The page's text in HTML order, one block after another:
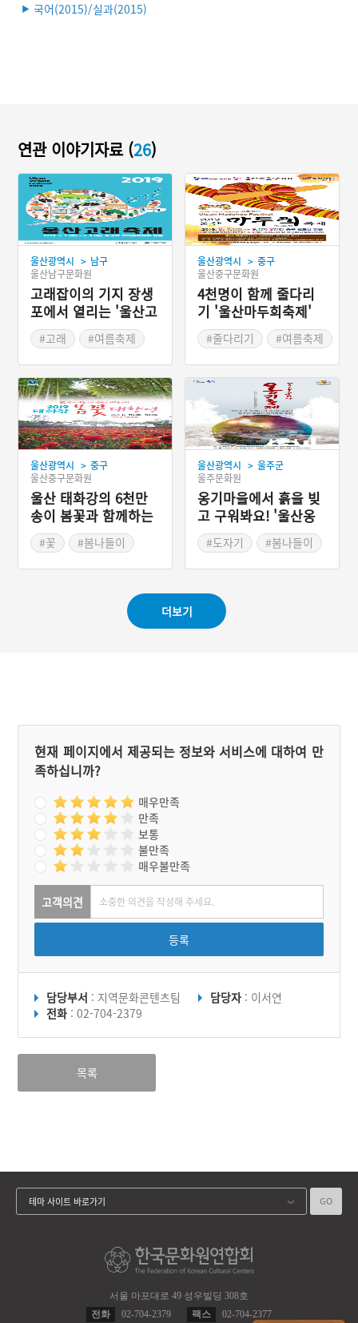
▶ 국어(2015)/실과(2015)
연관 이야기자료 (26)
울산광역시 > 남구
울산남구문화원
고래잡이의 기지 장생
포에서 열리는 '울산고
래축제'
#고래
#여름축제
울산광역시 > 중구
울산중구문화원
4천명이 함께 줄다리
기 '울산마두희축제'
#줄다리기
#여름축제
#오징어게임
울산광역시 > 중구
울산중구문화원
울산 태화강의 6천만
송이 봄꽃과 함께하는
생태축제 '태화강 봄꽃
대향연'
#꽃
#봄나들이
울산광역시 > 울주군
울주문화원
옹기마을에서 흙을 빚
고 구워봐요! '울산옹
기축제'
#도자기
#봄나들이
더보기
현재 페이지에서 제공되는 정보와 서비스에 대하여 만
족하십니까?
매우만족
만족
보통
불만족
매우불만족
고객의견
등록
담당부서 : 지역문화콘텐츠팀 담당자 : 이서연
전화 : 02-704-2379
목록
서울 마포대로 49 성우빌딩 308호
전화
02-704-2379 팩스 02-704-2377
테마 사이트 바로가기 GO